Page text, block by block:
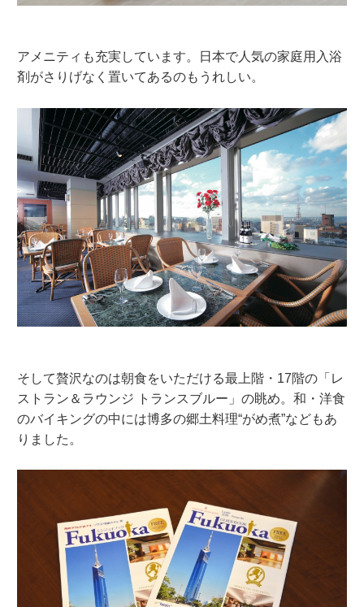
アメニティも充実しています。日本で人気の家庭用入浴
剤がさりげなく置いてあるのもうれしい。
そして贅沢なのは朝食をいただける最上階・17階の「レ
ストラン＆ラウンジ トランスブルー」の眺め。和・洋食
のバイキングの中には博多の郷土料理“がめ煮”などもあ
りました。